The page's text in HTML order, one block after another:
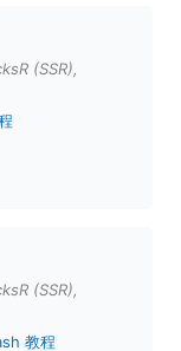
(SSR),
(SSR),
教程